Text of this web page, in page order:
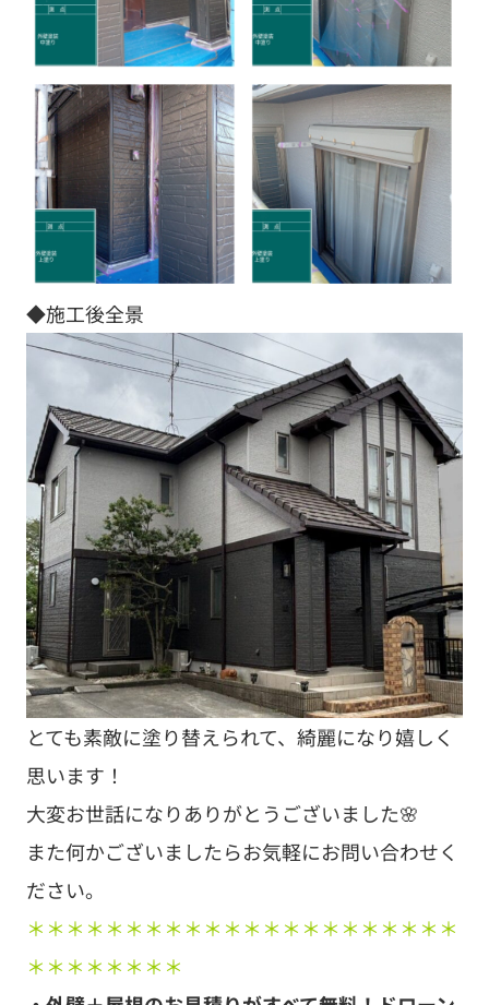
◆施工後全景
とても素敵に塗り替えられて、綺麗になり嬉しく
思います！
大変お世話になりありがとうございました🌸
また何かございましたらお気軽にお問い合わせく
ださい。
＊＊＊＊＊＊＊＊＊＊＊＊＊＊＊＊＊＊＊＊＊＊
＊＊＊＊＊＊＊＊